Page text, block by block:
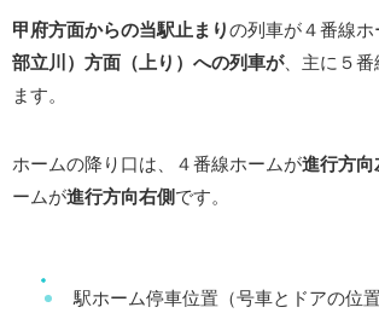
甲府方面からの当駅止まりの列車が４番線ホ
部立川）方面（上り）への列車が、主に５番
ます。
ホームの降り口は、４番線ホームが進行方向
ームが進行方向右側です。
駅ホーム停車位置（号車とドアの位